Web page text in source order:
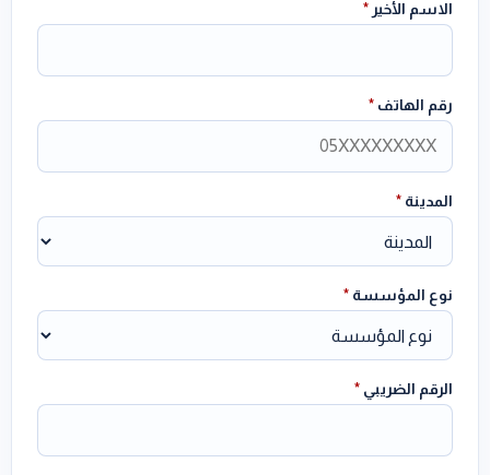
الاسم الأخير *
رقم الهاتف *
المدينة *
نوع المؤسسة *
الرقم الضريبي *